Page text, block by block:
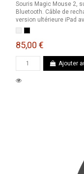
Souris Magic Mouse 2,
Bluetooth. Câble de
version ultérieure iPad
BlancNoir
85,00 €
Ajouter